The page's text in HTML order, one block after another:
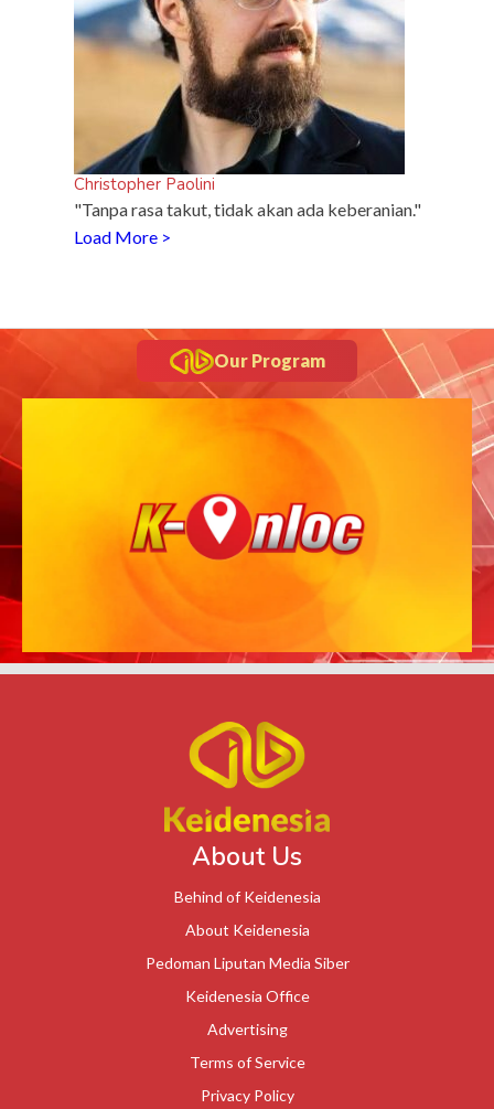
Christopher Paolini
"Tanpa rasa takut, tidak akan ada keberanian."
Load More >
Our Program
About Us
Behind of Keidenesia
About Keidenesia
Pedoman Liputan Media Siber
Keidenesia Office
Advertising
Terms of Service
Privacy Policy